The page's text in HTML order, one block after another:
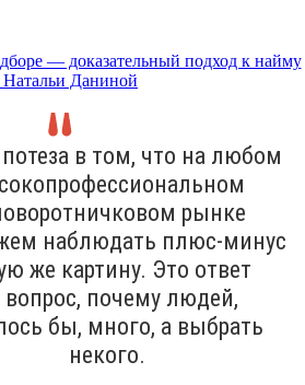
в том, что на любом
рынке
наблюдать плюс-минус
же картину. Это ответ
вопрос, почему людей,
бы, много, а выбрать
некого.